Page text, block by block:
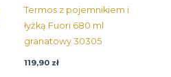
Termos z pojemnikiem i
łyżką Fuori 680 ml
granatowy 30305
119,90 zł